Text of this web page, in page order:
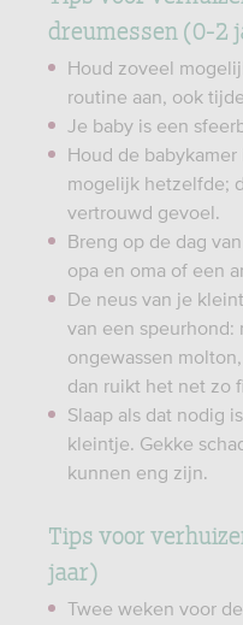
dreumessen (0-2
Houd zoveel
routine aan, ook
Je baby is een
Houd de
mogelijk hetzelfde;
vertrouwd gevoel.
Breng op de dag
opa en oma of een
De neus van je
van een speurhond:
ongewassen
dan ruikt het net zo
Slaap als dat nodig
kleintje. Gekke
kunnen eng zijn.
Tips voor
jaar)
Twee weken voor